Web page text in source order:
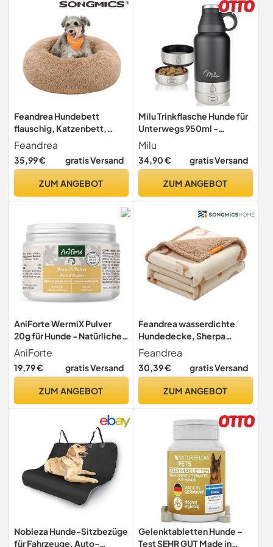
spülmaschinenfest
Feandrea Hundebett
flauschig, Katzenbett,
Donut Kissen, waschbar,
Polsterung in der Mitte
herausnehmbar, Langer
Durchmesser, Kamelbraun
Feandrea
35,99 € gratis Versand
ZUM ANGEBOT
Milu Trinkflasche Hunde für
Unterwegs 950ml -
Wasserflasche mit
Futternapf, Isolierte
Edelstahl
Hundeflasche mit
Wandern, Reisen,
Milu
34,90 € gratis Versand
ZUM ANGEBOT
AniForte WermiX Pulver
20g für Hunde - Natürlicher
Wurmfeind, Naturprodukt
Bei und Nach Wurmbefall
AniForte
19,79 € gratis Versand
ZUM ANGEBOT
Feandrea wasserdichte
Hundedecke, Sherpa
Fleece Haustier Decke für
große und extra große
Hunde, Katzen, 203 x 152
maschinenwaschbar,
Schutz, beige PPB080K01
Feandrea
30,39 € gratis Versand
ZUM ANGEBOT
Nobleza Hunde-Sitzbezüge
für Fahrzeuge, Auto-
Gelenktabletten Hunde –
Test SEHR GUT Made in